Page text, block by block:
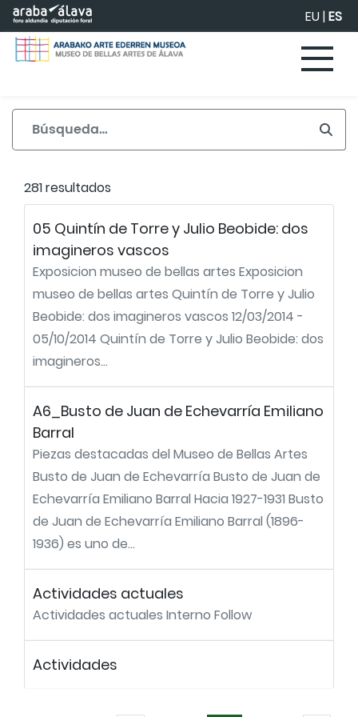
Saltar al contenido principal EU|ES
281 resultados
05 Quintín de Torre y Julio Beobide: dos
imagineros vascos
Exposicion museo de bellas artes Exposicion
museo de bellas artes Quintín de Torre y Julio
Beobide: dos imagineros vascos 12/03/2014 -
05/10/2014 Quintín de Torre y Julio Beobide: dos
imagineros...
A6_Busto de Juan de Echevarría Emiliano
Barral
Piezas destacadas del Museo de Bellas Artes
Busto de Juan de Echevarría Busto de Juan de
Echevarría Emiliano Barral Hacia 1927-1931 Busto
de Juan de Echevarría Emiliano Barral (1896-
1936) es uno de...
Actividades actuales
Actividades actuales Interno Follow
Actividades